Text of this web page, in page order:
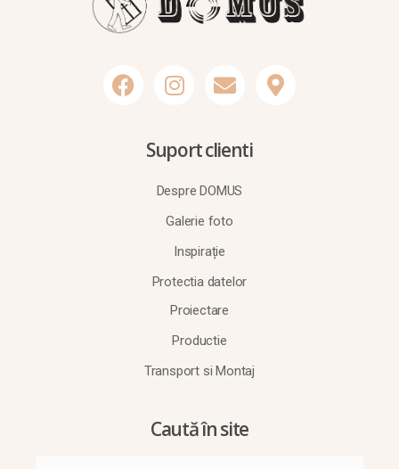
Suport clienti
Despre DOMUS
Galerie foto
Inspirație
Protectia datelor
Proiectare
Productie
Transport si Montaj
Caută în site